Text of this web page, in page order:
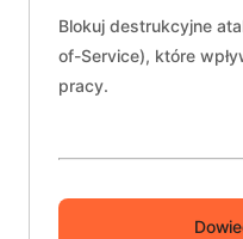
Blokuj destrukcyjne
of-Service), które
pracy.